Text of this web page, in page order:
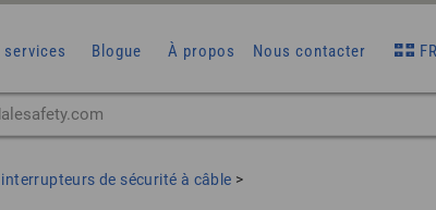
services Blogue À propos Nous contacter FR
interrupteurs de sécurité à câble >